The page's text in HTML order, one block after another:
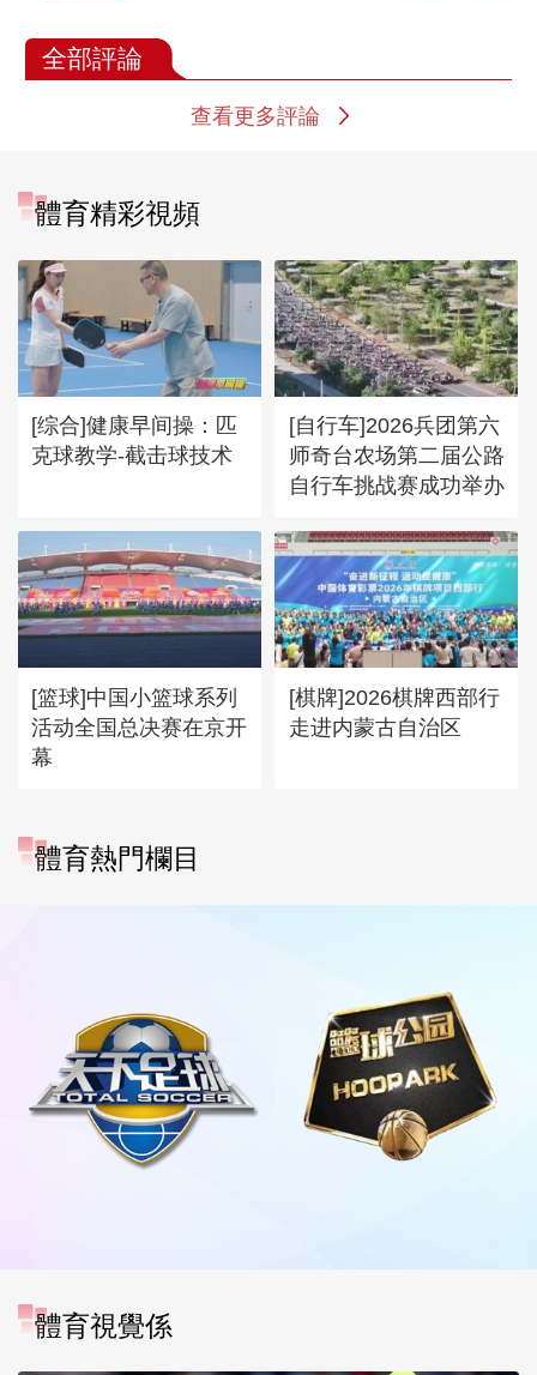
全部評論
查看更多評論
體育精彩視頻
[综合]健康早间操：匹
克球教学-截击球技术
[自行车]2026兵团第六
师奇台农场第二届公路
自行车挑战赛成功举办
[篮球]中国小篮球系列
活动全国总决赛在京开
幕
[棋牌]2026棋牌西部行
走进内蒙古自治区
體育熱門欄目
體育視覺係